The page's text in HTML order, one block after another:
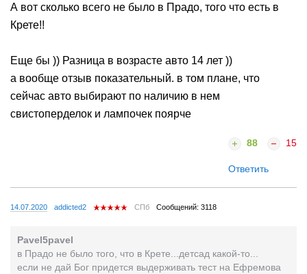
А вот сколько всего не было в Прадо, того что есть в
Крете!!
Еще бы )) Разница в возрасте авто 14 лет ))
а вообще отзыв показательный. в том плане, что
сейчас авто выбирают по наличию в нем
свистоперделок и лампочек поярче
88 15
Ответить
14.07.2020 addicted2 СПб Сообщений: 3118
Pavel5pavel
в Прадо не было того, что в Крете...детсад какой-то...
если не дай Бог придется выдерживать тест на Ефремова